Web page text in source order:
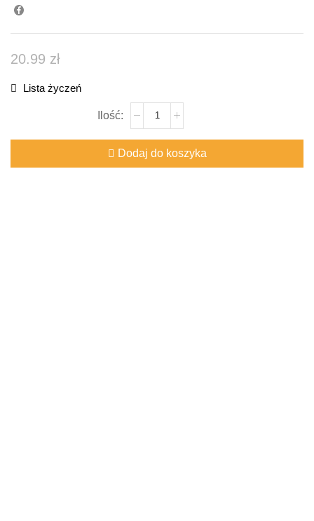
20.99 zł
Lista życzeń
Dodaj do koszyka